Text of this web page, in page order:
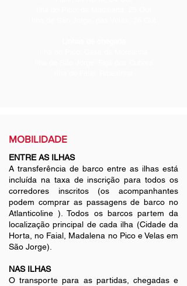
MOBILIDADE
ENTRE AS ILHAS
A transferência de barco entre as ilhas está
incluída na taxa de inscrição para todos os
corredores inscritos (os acompanhantes
podem comprar as passagens de barco no
Atlanticoline ). Todos os barcos partem da
localização principal de cada ilha (Cidade da
Horta, no Faial, Madalena no Pico e Velas em
São Jorge).
NAS ILHAS
O transporte para as partidas, chegadas e